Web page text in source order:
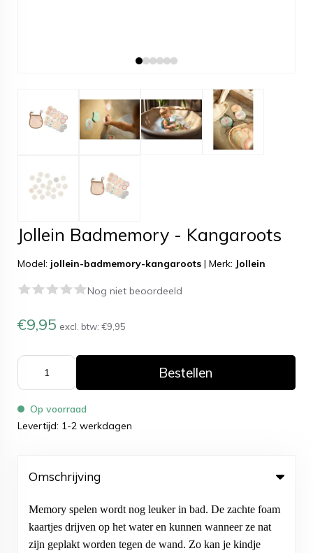
Jollein Badmemory - Kangaroots
Model: jollein-badmemory-kangaroots | Merk: Jollein
Nog niet beoordeeld
€9,95 excl. btw: €9,95
Bestellen
Op voorraad
Levertijd: 1-2 werkdagen
Omschrijving
Memory spelen wordt nog leuker in bad. De zachte foam
kaartjes drijven op het water en kunnen wanneer ze nat
zijn geplakt worden tegen de wand. Zo kan je kindje